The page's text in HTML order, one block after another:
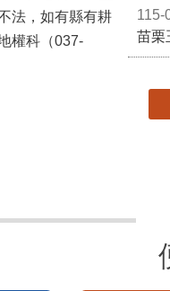
法，如有縣有耕
權科（037-
115-
苗栗